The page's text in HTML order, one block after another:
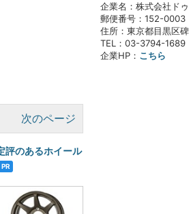
次のページ
評のあるホイール
PR
企業名：株式会社ド
郵便番号：152-0003
住所：東京都目黒区
TEL：03-3794-1689
企業HP： こちら